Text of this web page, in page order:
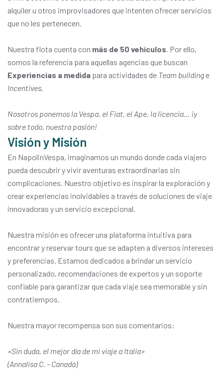
alquiler u otros improvisadores que intenten ofrecer servicios
que no les pertenecen.
Nuestra flota cuenta con más de 50 vehículos. Por ello,
somos la referencia para aquellas agencias que buscan
Experiencias a medida para actividades de Team buildinge
Incentives.
Nosotros ponemos la Vespa, el Fiat, el Ape, la licencia... ¡y
sobre todo, nuestra pasión!
Visión y Misión
En NapolinVespa, imaginamos un mundo donde cada viajero
pueda descubrir y vivir aventuras extraordinarias sin
complicaciones. Nuestro objetivo es inspirar la exploración y
crear experiencias inolvidables a través de soluciones de viaje
innovadoras y un servicio excepcional.
Nuestra misión es ofrecer una plataforma intuitiva para
encontrar y reservar tours que se adapten a diversos intereses
y preferencias. Estamos dedicados a brindar un servicio
personalizado, recomendaciones de expertos y un soporte
confiable para garantizar que cada viaje sea memorable y sin
contratiempos.
Nuestra mayor recompensa son sus comentarios:
«Sin duda, el mejor día de mi viaje a Italia»
(Annalisa C. - Canadá)